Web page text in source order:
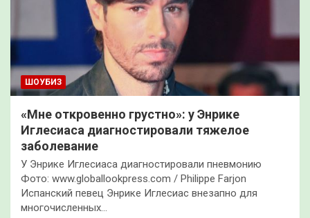
ШОУБИЗ
«Мне откровенно грустно»: у Энрике
Иглесиаса диагностировали тяжелое
заболевание
У Энрике Иглесиаса диагностировали пневмонию
Фото: www.globallookpress.com / Philippe Farjon
Испанский певец Энрике Иглесиас внезапно для
многочисленных…